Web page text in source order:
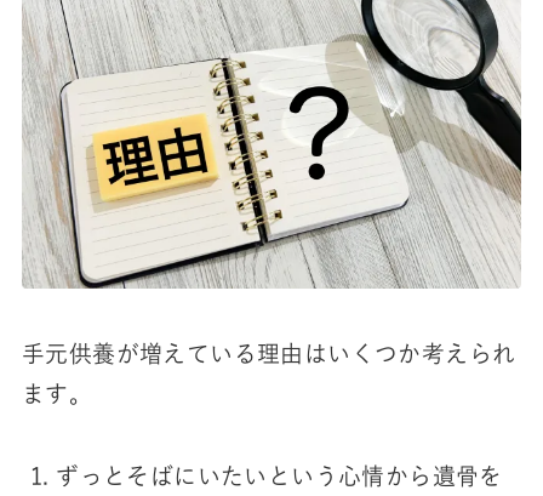
手元供養が増えている理由はいくつか考えられ
ます。
ずっとそばにいたいという心情から遺骨を